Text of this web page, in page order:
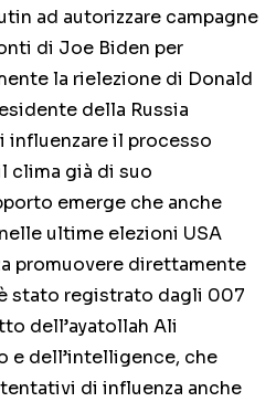
ad autorizzare campagne
di Joe Biden per
la rielezione di Donald
della Russia
influenzare il processo
clima già di suo
emerge che anche
ultime elezioni USA
promuovere direttamente
stato registrato dagli 007
dell’ayatollah Ali
e dell’intelligence, che
di influenza anche